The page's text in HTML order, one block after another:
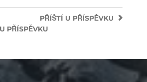
PŘÍŠTÍ U PŘÍSPĚVKU
PŘÍSPĚVKU